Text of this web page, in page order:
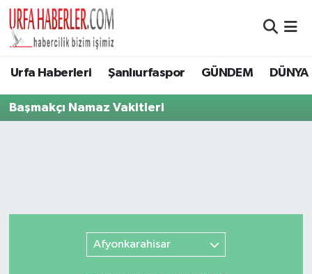
Urfa Haberleri Şanlıurfaspor GÜNDEM DÜNYA
Başmakçı Namaz Vakitleri
Afyonkarahisar
Şanlıurfa Nöbetçi Eczaneler
Şanlıurfa Namaz Vakitleri
Tüm Manşetler